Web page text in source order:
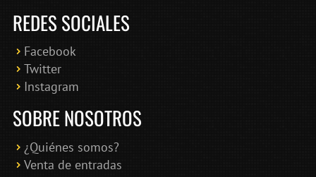
REDES SOCIALES
Facebook
Twitter
Instagram
SOBRE NOSOTROS
¿Quiénes somos?
Venta de entradas